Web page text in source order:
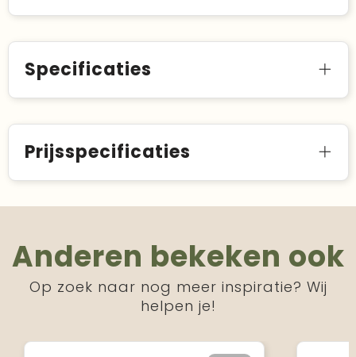
Specificaties
Prijsspecificaties
Anderen bekeken ook
Op zoek naar nog meer inspiratie? Wij
helpen je!